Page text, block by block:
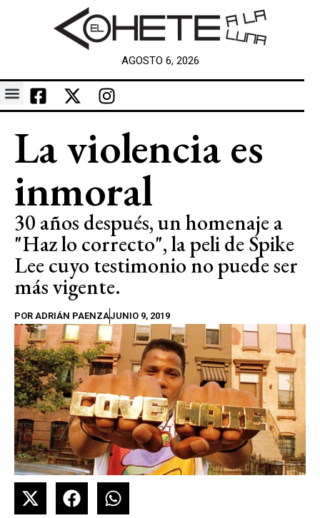
AGOSTO 6, 2026
La violencia es
inmoral
30 años después, un homenaje a
"Haz lo correcto", la peli de Spike
Lee cuyo testimonio no puede ser
más vigente.
POR ADRIÁN PAENZAJUNIO 9, 2019